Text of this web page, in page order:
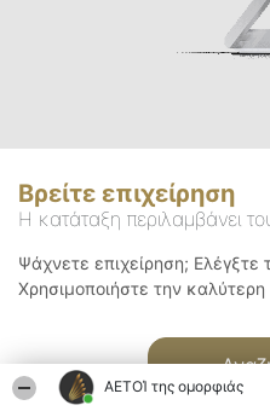
ΑΕΤΟΊ της ομορφιάς
Βρείτε επιχείρηση
Η κατάταξη περιλαμβάνει
Ψάχνετε επιχείρηση;
Χρησιμοποιήστε την καλύτερη